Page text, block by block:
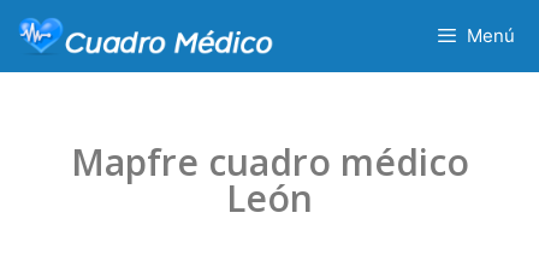
Menú
Mapfre cuadro médico
León